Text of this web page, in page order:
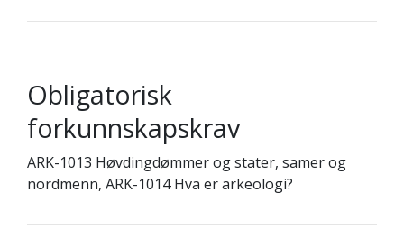
Obligatorisk
forkunnskapskrav
ARK-1013 Høvdingdømmer og stater, samer og
nordmenn, ARK-1014 Hva er arkeologi?